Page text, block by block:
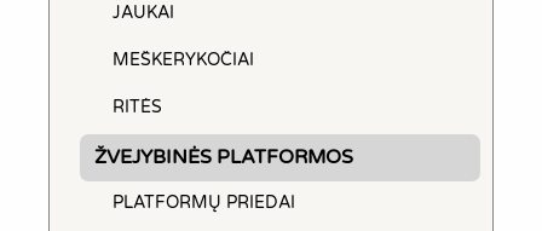
JAUKAI
MEŠKERYKOČIAI
RITĖS
ŽVEJYBINĖS PLATFORMOS
PLATFORMŲ PRIEDAI